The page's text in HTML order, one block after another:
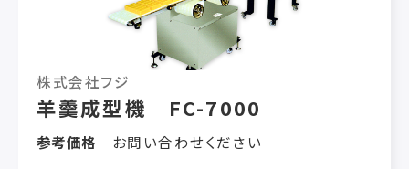
株式会社フジ
羊羹成型機 FC-7000
参考価格
お問い合わせください